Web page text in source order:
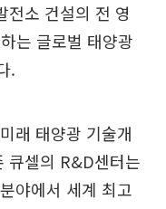
전소 건설의 전 영
는 글로벌 태양광
.
래 태양광 기술개
큐셀의 R&D센터는
야에서 세계 최고